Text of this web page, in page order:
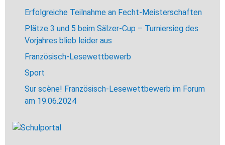
Erfolgreiche Teilnahme an Fecht-Meisterschaften
Plätze 3 und 5 beim Sälzer-Cup – Turniersieg des
Vorjahres blieb leider aus
Französisch-Lesewettbewerb
Sport
Sur scène! Französisch-Lesewettbewerb im Forum
am 19.06.2024